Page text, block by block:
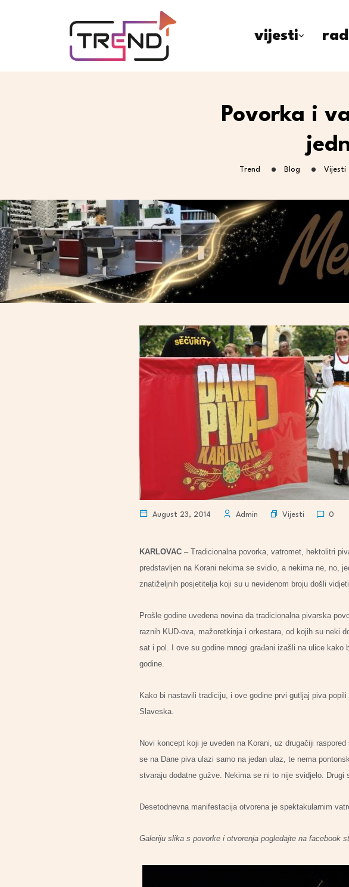
vijesti
Povorka i
Trend Blog Vijesti
August 23, 2014 Admin Vijesti 0
KARLOVAC – Tradicionalna povorka, vatromet, hektolitri
predstavljen na Korani nekima se svidio, a nekima ne, no,
znatiželjnih posjetitelja koji su u neviđenom broju došli
Prošle godine uvedena novina da tradicionalna pivarska
raznih KUD-ova, mažoretkinja i orkestara, od kojih su neki
sat i pol. I ove su godine mnogi građani izašli na ulice
godine.
Kako bi nastavili tradiciju, i ove godine prvi gutljaj piva
Slaveska.
Novi koncept koji je uveden na Korani, uz drugačiji
se na Dane piva ulazi samo na jedan ulaz, te nema
stvaraju dodatne gužve. Nekima se ni to nije svidjelo.
Desetodnevna manifestacija otvorena je spektakularnim
Galeriju slika s povorke i otvorenja pogledajte na facebook